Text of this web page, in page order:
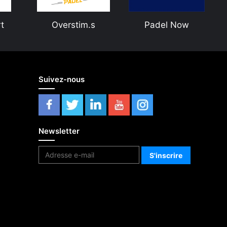
Overstim.s Padel Now
Suivez-nous
Newsletter